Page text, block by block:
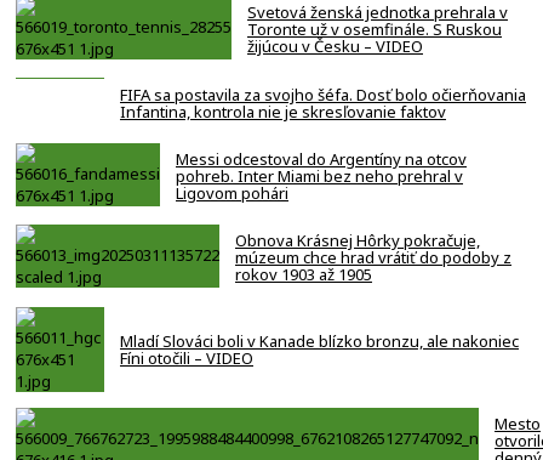
Svetová ženská jednotka prehrala v
Toronte už v osemfinále. S Ruskou
žijúcou v Česku – VIDEO
FIFA sa postavila za svojho šéfa. Dosť bolo očierňovania
Infantina, kontrola nie je skresľovanie faktov
Messi odcestoval do Argentíny na otcov
pohreb. Inter Miami bez neho prehral v
Ligovom pohári
Obnova Krásnej Hôrky pokračuje,
múzeum chce hrad vrátiť do podoby z
rokov 1903 až 1905
Mladí Slováci boli v Kanade blízko bronzu, ale nakoniec
Fíni otočili – VIDEO
Mesto